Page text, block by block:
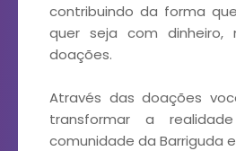
contribuindo da forma
quer seja com
doações.
Através das doações
transformar a
comunidade da Barriguda